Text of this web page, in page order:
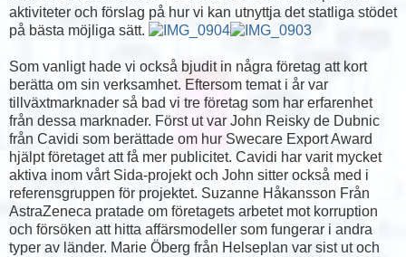
aktiviteter och förslag på hur vi kan utnyttja det statliga stödet
på bästa möjliga sätt.
Som vanligt hade vi också bjudit in några företag att kort
berätta om sin verksamhet. Eftersom temat i år var
tillväxtmarknader så bad vi tre företag som har erfarenhet
från dessa marknader. Först ut var John Reisky de Dubnic
från Cavidi som berättade om hur Swecare Export Award
hjälpt företaget att få mer publicitet. Cavidi har varit mycket
aktiva inom vårt Sida-projekt och John sitter också med i
referensgruppen för projektet. Suzanne Håkansson Från
AstraZeneca pratade om företagets arbetet mot korruption
och försöken att hitta affärsmodeller som fungerar i andra
typer av länder. Marie Öberg från Helseplan var sist ut och